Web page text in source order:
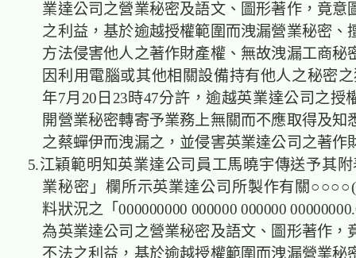
業達公司之營業秘密及語文、圖形著作，竟意
之利益，基於逾越授權範圍而洩漏營業秘密、
方法侵害他人之著作財產權、無故洩漏工商秘
因利用電腦或其他相關設備持有他人之秘密
年7月20日23時47分許，逾越英業達公司之授
開營業秘密轉寄予業務上無關而不應取得及知
之蔡蟬伊而洩漏之，並侵害英業達公司之著作
5.江穎範明知英業達公司員工馬曉宇傳送予其附
業秘密」欄所示英業達公司所製作有關
料狀況之「000000000 000000 000000
為英業達公司之營業秘密及語文、圖形著作，
不法之利益，基於逾越授權範圍而洩漏營業秘